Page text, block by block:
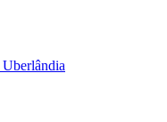
Uberlândia